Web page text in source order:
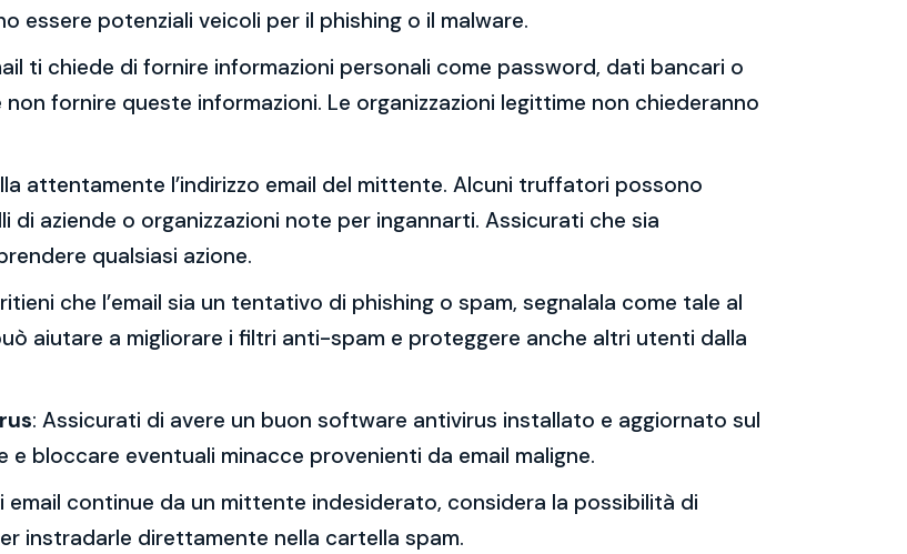
essere potenziali veicoli per il phishing o il malware.
ti chiede di fornire informazioni personali come password, dati bancari o
fornire queste informazioni. Le organizzazioni legittime non chiederanno
attentamente l’indirizzo email del mittente. Alcuni truffatori possono
di aziende o organizzazioni note per ingannarti. Assicurati che sia
qualsiasi azione.
ritieni che l’email sia un tentativo di phishing o spam, segnalala come tale al
aiutare a migliorare i filtri anti-spam e proteggere anche altri utenti dalla
: Assicurati di avere un buon software antivirus installato e aggiornato sul
bloccare eventuali minacce provenienti da email maligne.
email continue da un mittente indesiderato, considera la possibilità di
instradarle direttamente nella cartella spam.